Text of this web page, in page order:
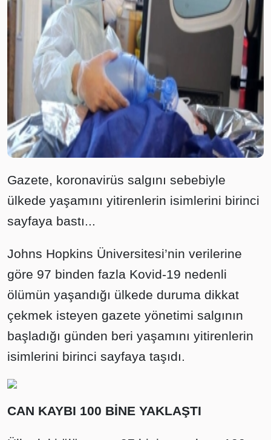
Gazete, koronavirüs salgını sebebiyle
ülkede yaşamını yitirenlerin isimlerini birinci
sayfaya bastı...
Johns Hopkins Üniversitesi’nin verilerine
göre 97 binden fazla Kovid-19 nedenli
ölümün yaşandığı ülkede duruma dikkat
çekmek isteyen gazete yönetimi salgının
başladığı günden beri yaşamını yitirenlerin
isimlerini birinci sayfaya taşıdı.
CAN KAYBI 100 BİNE YAKLAŞTI